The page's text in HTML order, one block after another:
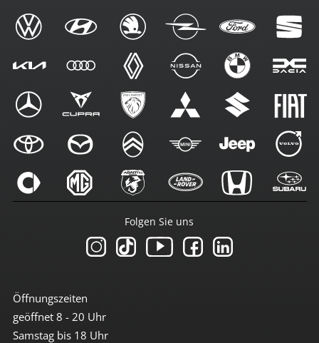
Öffnungszeiten
geöffnet 8 - 20 Uhr
Samstag bis 18 Uhr
Folgen Sie uns